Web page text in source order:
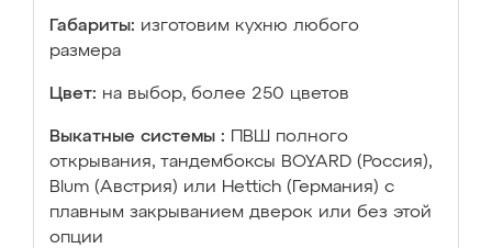
Габариты: изготовим кухню любого
размера
Цвет: на выбор, более 250 цветов
Выкатные системы :
ПВШ полного
открывания, тандембоксы BOYARD (Россия),
Blum (Австрия) или Hettich (Германия) с
плавным закрыванием дверок или без этой
опции